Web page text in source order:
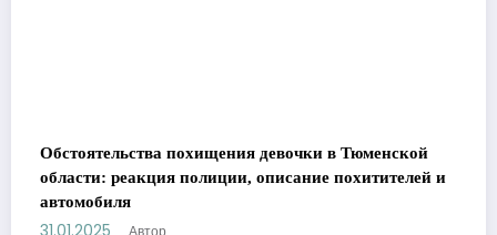
Обстоятельства похищения девочки в Тюменской
области: реакция полиции, описание похитителей и
автомобиля
31.01.2025 Автор